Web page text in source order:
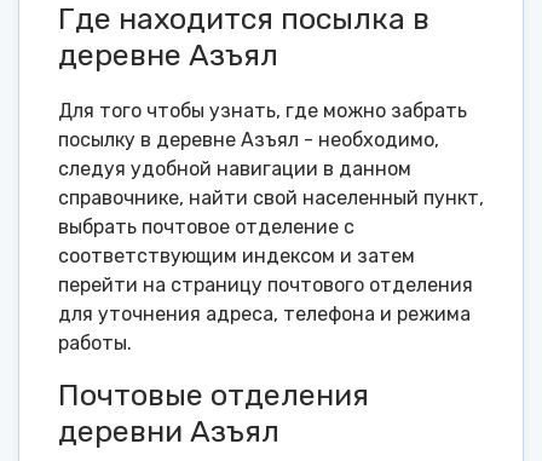
Где находится посылка в
деревне Азъял
Для того чтобы узнать, где можно забрать
посылку в деревне Азъял - необходимо,
следуя удобной навигации в данном
справочнике, найти свой населенный пункт,
выбрать почтовое отделение с
соответствующим индексом и затем
перейти на страницу почтового отделения
для уточнения адреса, телефона и режима
работы.
Почтовые отделения
деревни Азъял